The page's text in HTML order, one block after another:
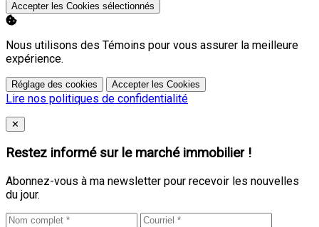
Accepter les Cookies sélectionnés
Nous utilisons des Témoins pour vous assurer la meilleure
expérience.
Réglage des cookies Accepter les Cookies
Lire nos politiques de confidentialité
Close
✕
Restez informé sur le marché immobilier !
Abonnez-vous à ma newsletter pour recevoir les nouvelles
du jour.